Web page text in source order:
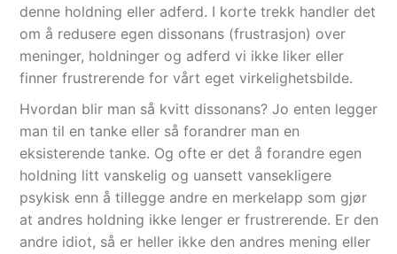
denne holdning eller adferd. I korte trekk handler det
om å redusere egen dissonans (frustrasjon) over
meninger, holdninger og adferd vi ikke liker eller
finner frustrerende for vårt eget virkelighetsbilde.
Hvordan blir man så kvitt dissonans? Jo enten legger
man til en tanke eller så forandrer man en
eksisterende tanke. Og ofte er det å forandre egen
holdning litt vanskelig og uansett vansekligere
psykisk enn å tillegge andre en merkelapp som gjør
at andres holdning ikke lenger er frustrerende. Er den
andre idiot, så er heller ikke den andres mening eller